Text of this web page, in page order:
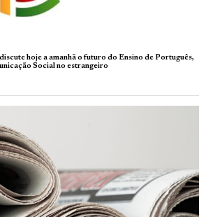
hoje a amanhã o futuro do Ensino de Português,
Social no estrangeiro